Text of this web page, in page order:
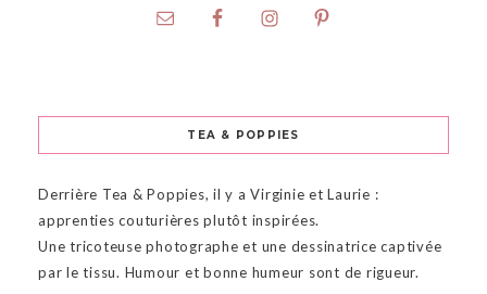
TEA & POPPIES
Derrière Tea & Poppies, il y a Virginie et Laurie :
apprenties couturières plutôt inspirées.
Une tricoteuse photographe et une dessinatrice captivée
par le tissu. Humour et bonne humeur sont de rigueur.